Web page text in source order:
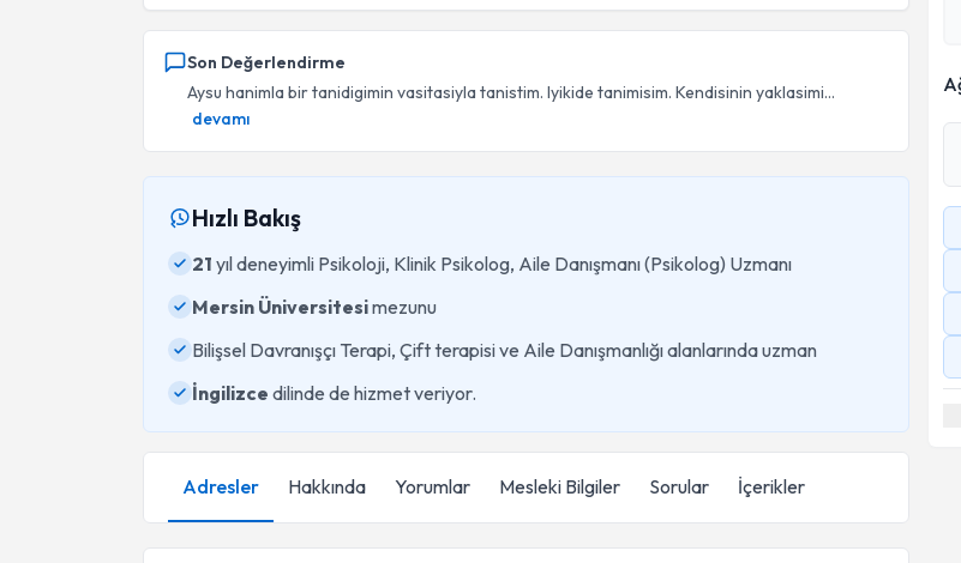
Son Değerlendirme
Aysu hanimla bir tanidigimin vasitasiyla tanistim. Iyikide tanimisim. Kendisinin yaklasimi...
devamı
Hızlı Bakış
21 yıl deneyimli Psikoloji, Klinik Psikolog, Aile Danışmanı (Psikolog) Uzmanı
Mersin Üniversitesimezunu
Bilişsel Davranışçı Terapi, Çift terapisi ve Aile Danışmanlığı alanlarında uzman
İngilizce dilinde de hizmet veriyor.
Adresler Hakkında Yorumlar Mesleki Bilgiler Sorular İçerikler